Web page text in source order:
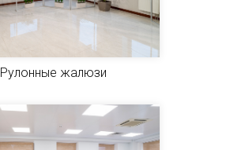
Рулонные жалюзи